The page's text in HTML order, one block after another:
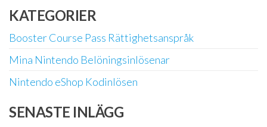
KATEGORIER
Booster Course Pass Rättighetsanspråk
Mina Nintendo Belöningsinlösenar
Nintendo eShop Kodinlösen
SENASTE INLÄGG